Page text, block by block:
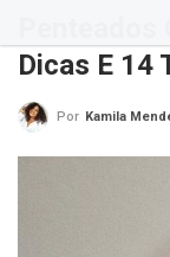
Dicas E 14
Por Kamila